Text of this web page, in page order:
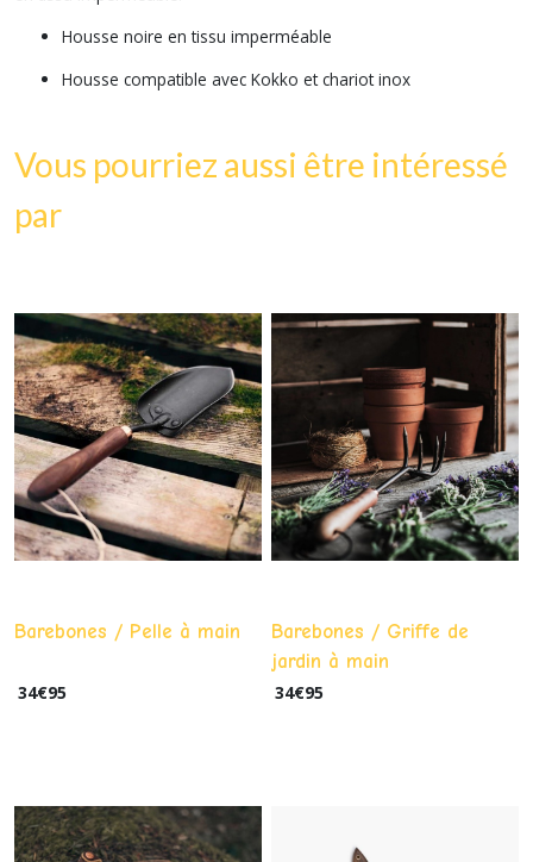
Housse noire en tissu imperméable
Housse compatible avec Kokko et chariot inox
Vous pourriez aussi être intéressé
par
Barebones / Pelle à main
34€95
Barebones / Griffe de
jardin à main
34€95